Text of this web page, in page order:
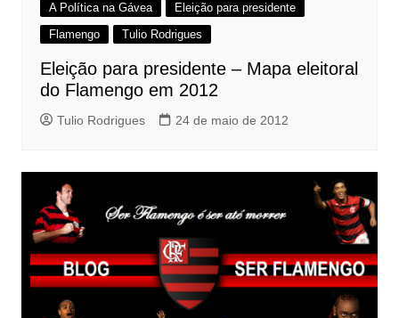
A Política na Gávea
Eleição para presidente
Flamengo
Tulio Rodrigues
Eleição para presidente – Mapa eleitoral
do Flamengo em 2012
Tulio Rodrigues 24 de maio de 2012